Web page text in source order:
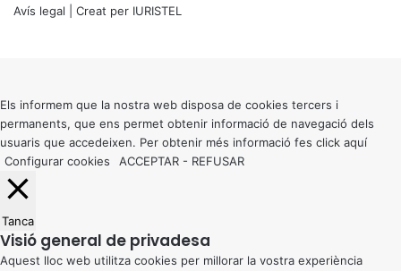
Avís legal | Creat per IURISTEL
button
Els informem que la nostra web disposa de cookies tercers i
permanents, que ens permet obtenir informació de navegació dels
usuaris que accedeixen. Per obtenir més informació fes click aquí
Configurar cookies
ACCEPTAR - REFUSAR
Tanca
Visió general de privadesa
Aquest lloc web utilitza cookies per millorar la vostra experiència